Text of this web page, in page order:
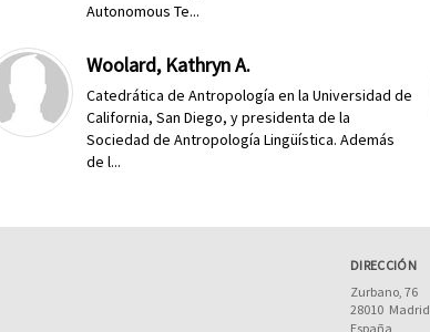
Autonomous Te...
Woolard, Kathryn A.
Catedrática de Antropología en la Universidad de
California, San Diego, y presidenta de la
Sociedad de Antropología Lingüística. Además
de l...
DIRECCIÓN
Zurbano, 76
28010 Madrid
España